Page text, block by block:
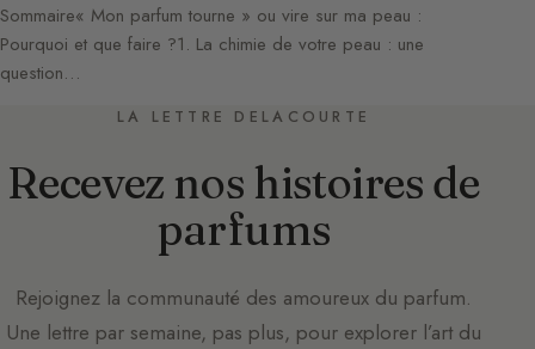
Sommaire« Mon parfum tourne » ou vire sur ma peau :
Pourquoi et que faire ?1. La chimie de votre peau : une
question…
LA LETTRE DELACOURTE
Recevez nos histoires de
parfums
Rejoignez la communauté des amoureux du parfum.
Une lettre par semaine, pas plus, pour explorer l’art du